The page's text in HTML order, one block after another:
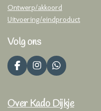
Ontwerp/akkoord
Uitvoering/eindproduct
Volg ons
F
a
b
I
n
a
W
h
s
Over Kado Dijkje